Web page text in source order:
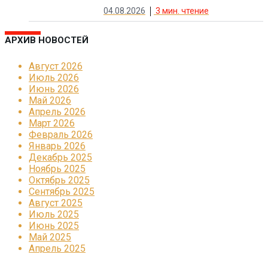
04.08.2026 3 мин. чтение
АРХИВ НОВОСТЕЙ
Август 2026
Июль 2026
Июнь 2026
Май 2026
Апрель 2026
Март 2026
Февраль 2026
Январь 2026
Декабрь 2025
Ноябрь 2025
Октябрь 2025
Сентябрь 2025
Август 2025
Июль 2025
Июнь 2025
Май 2025
Апрель 2025